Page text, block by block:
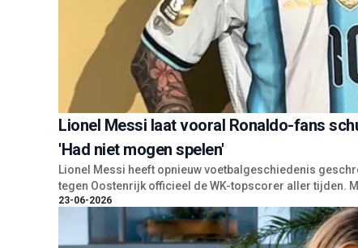
Lionel Messi laat vooral Ronaldo-fans
'Had niet mogen spelen'
Lionel Messi heeft opnieuw voetbalgeschiedenis
tegen Oostenrijk officieel de WK-topscorer aller tijden.
23-06-2026